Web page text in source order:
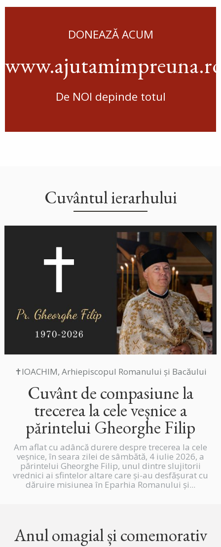
DONEAZĂ ACUM
De NOI depinde totul
Cuvântul ierarhului
✝IOACHIM, Arhiepiscopul Romanului și Bacăului
Cuvânt de compasiune la
trecerea la cele veșnice a
părintelui Gheorghe Filip
Am aflat cu adâncă durere despre trecerea la cele
veșnice, în seara zilei de sâmbătă, 4 iulie 2026, a
părintelui Gheorghe Filip, unul dintre slujitorii
vrednici ai sfintelor altare care și-au desfășurat cu
dăruire misiunea în Eparhia Romanului și...
Anul omagial și comemorativ